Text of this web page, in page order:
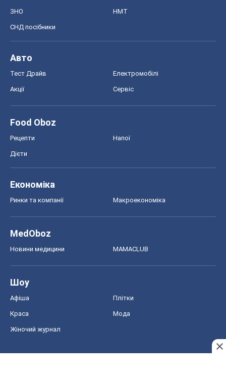
ЗНО НМТ
СНД посібники
Авто
Тест Драйв Електромобілі
Акції Сервіс
Food Oboz
Рецепти Напої
Дієти
Економіка
Ринки та компанії Макроекономіка
MedOboz
Новини медицини MAMACLUB
Шоу
Афіша Плітки
Краса Мода
Жіночий журнал